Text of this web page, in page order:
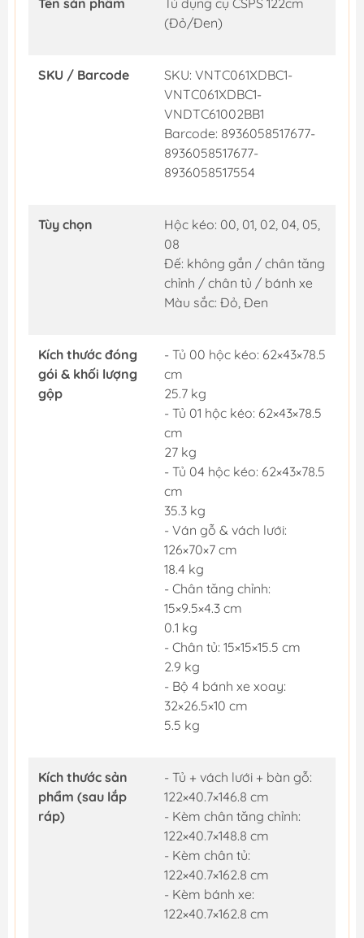
(Đỏ/Đen)
SKU / Barcode
SKU: VNTC061XDBC1-
VNTC061XDBC1-
VNDTC61002BB1
Barcode: 8936058517677-
8936058517677-
8936058517554
Tùy chọn
Hộc kéo: 00, 01, 02, 04, 05,
08
Đế: không gắn / chân tăng
chỉnh / chân tủ / bánh xe
Màu sắc: Đỏ, Đen
Kích thước đóng
gói & khối lượng
gộp
- Tủ 00 hộc kéo: 62×43×78.5
cm
25.7 kg
- Tủ 01 hộc kéo: 62×43×78.5
cm
27 kg
- Tủ 04 hộc kéo: 62×43×78.5
cm
35.3 kg
- Ván gỗ & vách lưới:
126×70×7 cm
18.4 kg
- Chân tăng chỉnh:
15×9.5×4.3 cm
0.1 kg
- Chân tủ: 15×15×15.5 cm
2.9 kg
- Bộ 4 bánh xe xoay:
32×26.5×10 cm
5.5 kg
Kích thước sản
phẩm (sau lắp
ráp)
- Tủ + vách lưới + bàn gỗ:
122×40.7×146.8 cm
- Kèm chân tăng chỉnh:
122×40.7×148.8 cm
- Kèm chân tủ:
122×40.7×162.8 cm
- Kèm bánh xe:
122×40.7×162.8 cm